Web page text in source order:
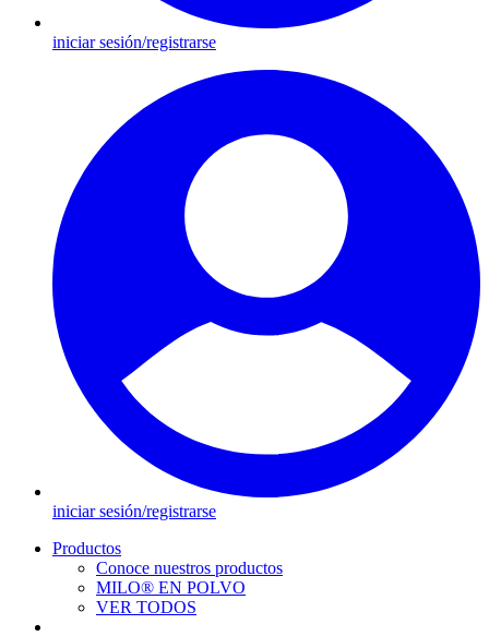
iniciar sesión/registrarse
iniciar sesión/registrarse
navigation
Productos
Conoce nuestros productos
MILO® EN POLVO
VER TODOS